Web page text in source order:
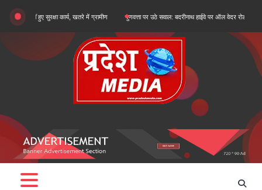
Skip
content
हुए सुरक्षा कार्य, खतरे में ग्रामीण गुणवत्ता पर उठे सवाल: बदरीनाथ हाईवे पर ऑल वेदर रोड के सुधारीकरण कार्य